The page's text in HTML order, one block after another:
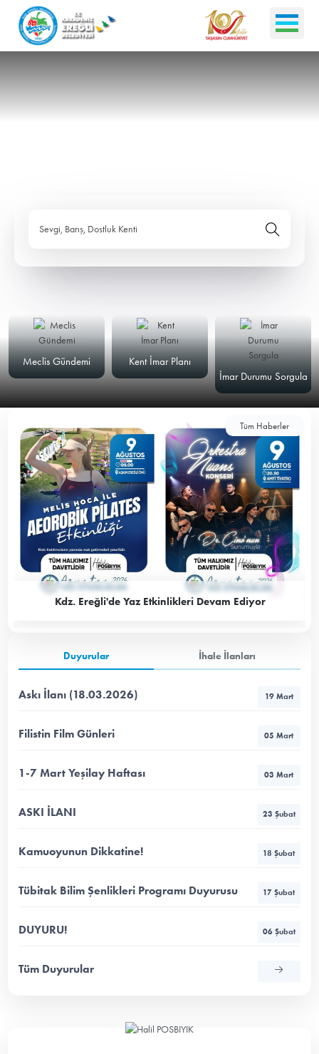
Sevgi, Barış, Dostluk Kenti
Meclis Gündemi
Kent İmar Planı
İmar Durumu Sorgula
Tüm Haberler
Kdz. Ereğli'de Yaz Etkinlikleri Devam Ediyor
Duyurular İhale İlanları
Askı İlanı (18.03.2026) 19 Mart
Filistin Film Günleri 05 Mart
1-7 Mart Yeşilay Haftası 03 Mart
ASKI İLANI 23 Şubat
Kamuoyunun Dikkatine! 18 Şubat
Tübitak Bilim Şenlikleri Programı Duyurusu 17 Şubat
DUYURU! 06 Şubat
Tüm Duyurular